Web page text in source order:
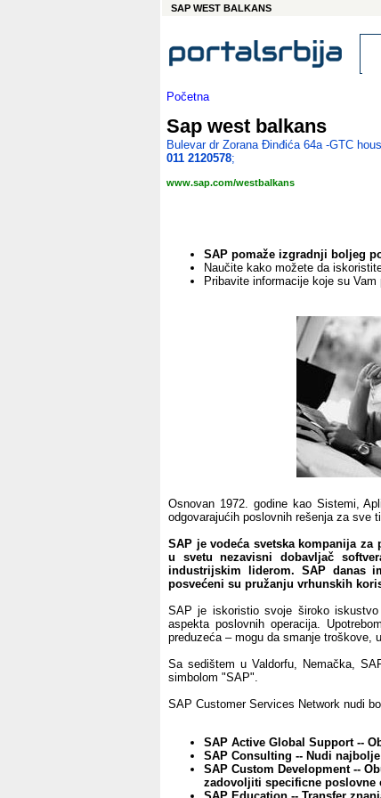
SAP WEST BALKANS
Početna
Sap west balkans
SAP pomaže izgradnji boljeg
Naučite kako možete da
Pribavite informacije koje su Vam
Osnovan 1972. godine kao Sistemi,
odgovarajućih poslovnih rešenja za sve
SAP je vodeća svetska kompanija
u svetu nezavisni dobavljač
industrijskim liderom. SAP danas
posvećeni su pružanju vrhunskih
SAP je iskoristio svoje široko
aspekta poslovnih operacija.
preduzeća – mogu da smanje troškove,
Sa sedištem u Valdorfu, Nemačka,
simbolom "SAP".
SAP Customer Services Network nudi
SAP Active Global Support --
SAP Consulting -- Nudi
SAP Custom Development --
zadovoljiti specificne poslovne
Bulevar dr Zorana Đinđića 64a -GTC
011 2120578;
www.sap.com/westbalkans